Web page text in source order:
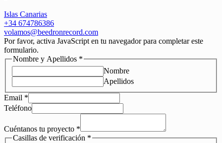
Islas Canarias
+34 674786386
volamos@beedronrecord.com
Por favor, activa JavaScript en tu navegador para completar este
formulario.
Nombre y Apellidos *
Nombre
Apellidos
Email *
Teléfono
Cuéntanos tu proyecto *
Casillas de verificación *